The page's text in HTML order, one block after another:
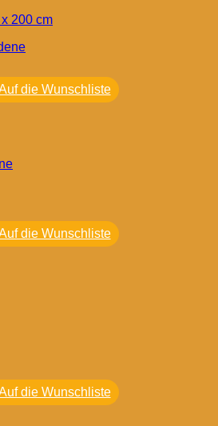
200 cm
die Wunschliste
die Wunschliste
die Wunschliste